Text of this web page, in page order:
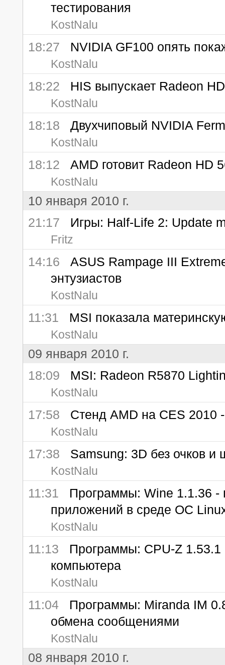
тестирования
KostNalu
18:27 NVIDIA GF100 опять
KostNalu
18:22 HIS выпускает Radeon
KostNalu
18:18 Двухчиповый NVIDIA
KostNalu
18:12 AMD готовит Radeon HD
KostNalu
10 января 2010 г.
21:17 Игры: Half-Life 2: Update
Fritz
14:16 ASUS Rampage III
энтузиастов
KostNalu
11:31 MSI показала
KostNalu
09 января 2010 г.
18:09 MSI: Radeon R5870
KostNalu
17:58 Стенд AMD на CES 2010
KostNalu
17:38 Samsung: 3D без очков и
KostNalu
11:31 Программы: Wine 1.1.36 -
приложений в среде ОС
KostNalu
11:13 Программы: CPU-Z 1.53.1
компьютера
KostNalu
11:04 Программы: Miranda IM
обмена сообщениями
KostNalu
08 января 2010 г.